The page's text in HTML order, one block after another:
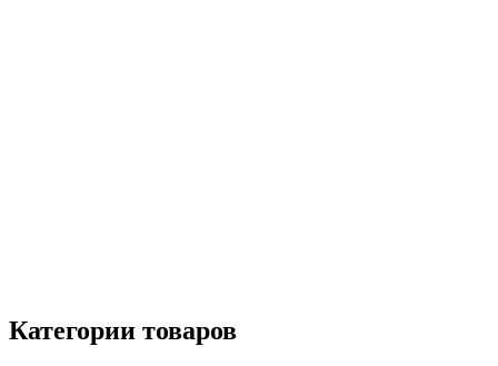
Категории товаров